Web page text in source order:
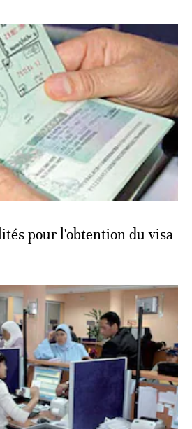
pour l'obtention du visa